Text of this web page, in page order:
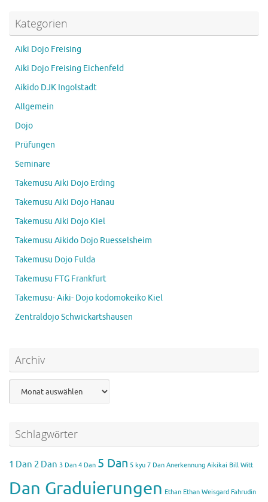
Kategorien
Aiki Dojo Freising
Aiki Dojo Freising Eichenfeld
Aikido DJK Ingolstadt
Allgemein
Dojo
Prüfungen
Seminare
Takemusu Aiki Dojo Erding
Takemusu Aiki Dojo Hanau
Takemusu Aiki Dojo Kiel
Takemusu Aikido Dojo Ruesselsheim
Takemusu Dojo Fulda
Takemusu FTG Frankfurt
Takemusu- Aiki- Dojo kodomokeiko Kiel
Zentraldojo Schwickartshausen
Archiv
Schlagwörter
1 Dan 2 Dan 3 Dan 4 Dan 5 Dan 5 kyu 7 Dan Anerkennung Aikikai Bill Witt
Dan Graduierungen Ethan Ethan Weisgard Fahrudin